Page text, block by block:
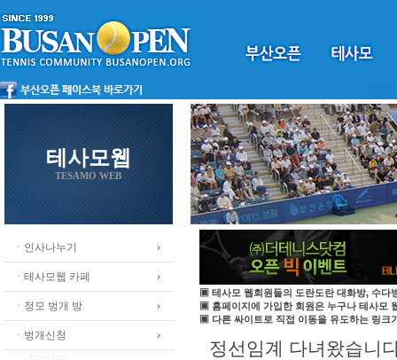
테사모웹
TESAMO WEB
ㆍ인사나누기
ㆍ테사모웹 카페
ㆍ정모 벙개 방
ㆍ벙개신청
▣ 테사모 웹회원들의 도란도란 대화방, 수다
▣ 홈페이지에 가입한 회원은 누구나 테사모
▣ 다른 싸이트로 직접 이동을 유도하는 링크
정선임계 다녀왔습니